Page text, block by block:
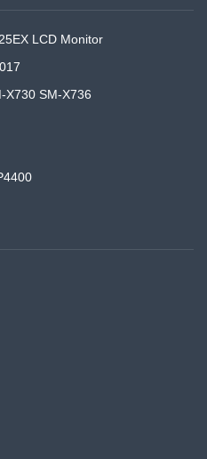
LCD Monitor
X730 SM-X736